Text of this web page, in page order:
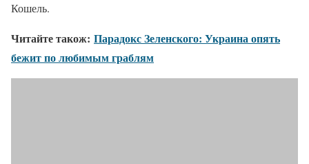
Кошель.
Читайте також: Парадокс Зеленского: Украина опять
бежит по любимым граблям